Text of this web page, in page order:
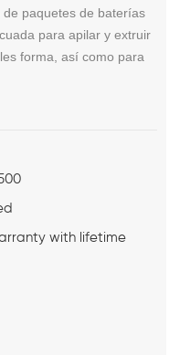
paquetes de baterías
para apilar y extruir
forma, así como para
with lifetime